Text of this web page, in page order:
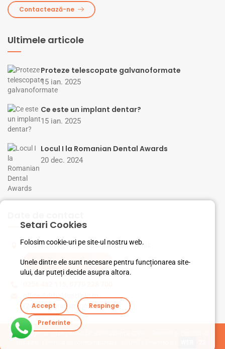
Setari Cookies
Folosim cookie-uri pe site-ul nostru web.
Unele dintre ele sunt necesare pentru funcționarea site-
ului, dar puteți decide asupra altora.
Accept
Respinge
Preferinte
Contactează-ne
Ultimele articole
Proteze telescopate galvanoformate
15 ian. 2025
Ce este un implant dentar?
15 ian. 2025
Locul I la Romanian Dental Awards
20 dec. 2024
Linistii Street, No.5, Mosnita Noua - Timis
Vezi pe harta Google
office@drbaldeaclinic.ro
(24/7 Programari online)
Copyright © 2026Clinica Dr. Baldea Dental Clinic - Termeni si Conditii de